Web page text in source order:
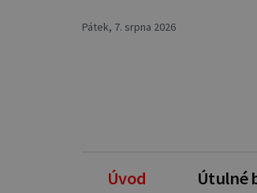
Pátek, 7. srpna 2026
Úvod Útulné